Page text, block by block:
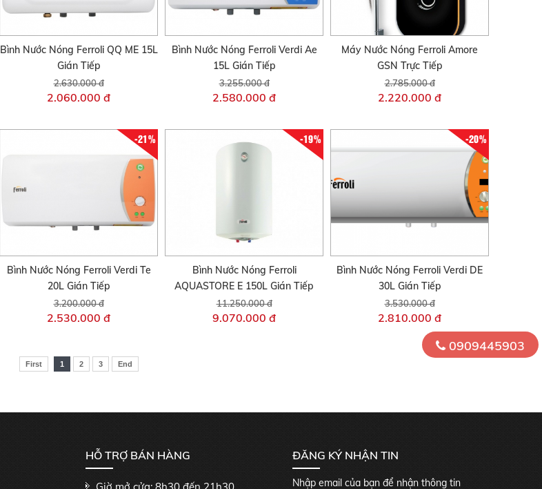
Bình Nước Nóng Ferroli QQ ME 15L
Gián Tiếp
2.630.000 đ
2.060.000 đ
Bình Nước Nóng Ferroli Verdi Ae
15L Gián Tiếp
3.255.000 đ
2.580.000 đ
Máy Nước Nóng Ferroli Amore
GSN Trực Tiếp
2.785.000 đ
2.220.000 đ
-21%
Bình Nước Nóng Ferroli Verdi Te
20L Gián Tiếp
3.200.000 đ
2.530.000 đ
-19%
Bình Nước Nóng Ferroli
AQUASTORE E 150L Gián Tiếp
11.250.000 đ
9.070.000 đ
-20%
Bình Nước Nóng Ferroli Verdi DE
30L Gián Tiếp
3.530.000 đ
2.810.000 đ
First 1 2 3 End
HỖ TRỢ BÁN HÀNG ĐĂNG KÝ NHẬN TIN
Nhập email của bạn để nhận thông tin
0909445903